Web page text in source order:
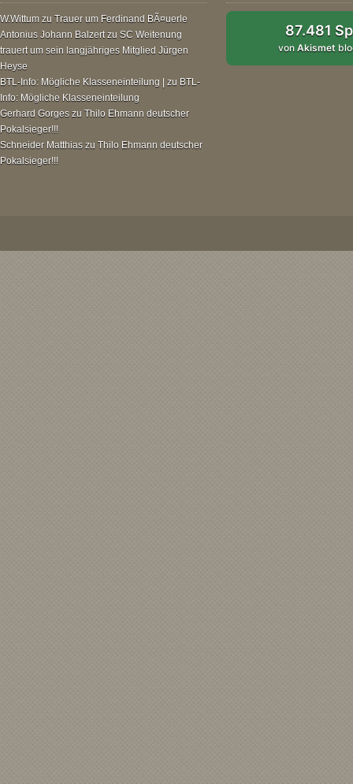
W.Wittum zu Trauer um Ferdinand BÃ¤uerle
Antonius Johann Balzertzu SC Weitenung
trauert um sein langjähriges Mitglied Jürgen
Heyse
BTL-Info: Mögliche Klasseneinteilung |
zu BTL-
Info: Mögliche Klasseneinteilung
Gerhard Gorges zu Thilo Ehmann deutscher
Pokalsieger!!!
Schneider Matthias zu Thilo Ehmann deutscher
Pokalsieger!!!
87.481
vonAkismet